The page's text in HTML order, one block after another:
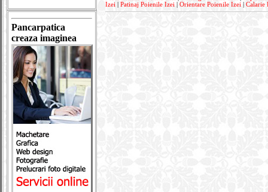
Pancarpatica
creaza imaginea
Izei
Patinaj Poienile Izei Orientare Poienile Izei Calarie